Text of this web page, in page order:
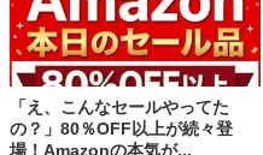
「え、こんなセールやってた
の？」80％OFF以上が続々登
場！Amazonの本気が...